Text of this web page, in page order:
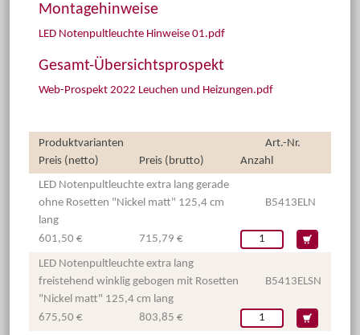
Montagehinweise
LED Notenpultleuchte Hinweise 01.pdf
Gesamt-Übersichtsprospekt
Web-Prospekt 2022 Leuchen und Heizungen.pdf
Produktvarianten
Art.-Nr.
Preis (netto)
Preis (brutto)
Anzahl
LED Notenpultleuchte extra lang gerade
ohne Rosetten "Nickel matt" 125,4 cm
lang
B5413ELN
601,50 € 715,79 €
LED Notenpultleuchte extra lang
freistehend winklig gebogen mit Rosetten
"Nickel matt" 125,4 cm lang
B5413ELSN
675,50 € 803,85 €